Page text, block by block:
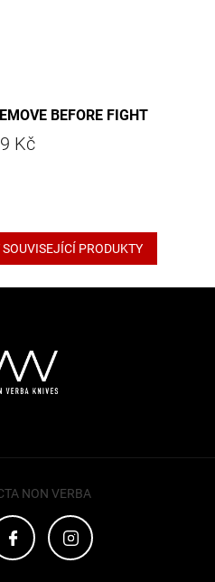
BEFORE FIGHT
Kč
PRODUKTY
NON VERBA